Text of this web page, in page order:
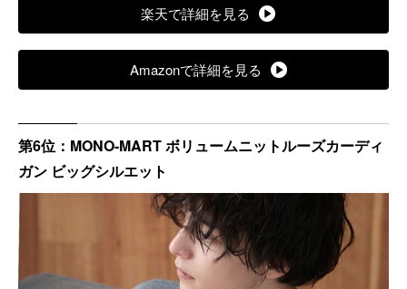
楽天で詳細を見る
Amazonで詳細を見る
第6位：MONO-MART ボリュームニットルーズカーディ
ガン ビッグシルエット